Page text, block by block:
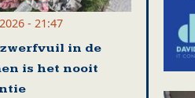
- 21:47
zwerfvuil in de
is het nooit